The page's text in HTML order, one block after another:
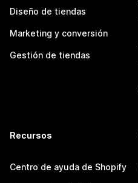
Diseño de tiendas
Marketing y conversión
Gestión de tiendas
Recursos
Centro de ayuda de Shopify